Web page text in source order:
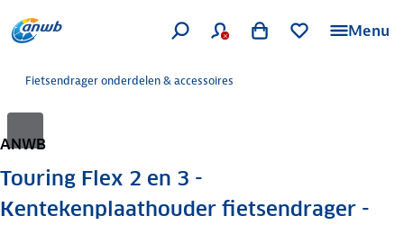
Menu
Fietsendrager onderdelen & accessoires
ANWB
Touring Flex 2 en 3 -
Kentekenplaathouder fietsendrager -